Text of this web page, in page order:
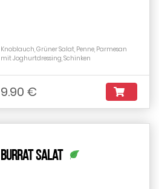
Knoblauch, Grüner Salat, Penne, Parmesan
mit Joghurtdressing, Schinken
9.90 €
Burrat Salat